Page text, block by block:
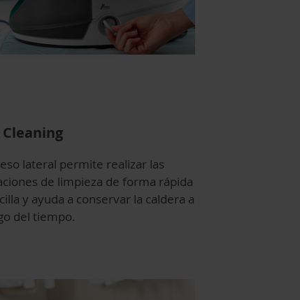
Cleaning
lateral permite realizar las
de limpieza de forma rápida
y ayuda a conservar la caldera a
del tiempo.